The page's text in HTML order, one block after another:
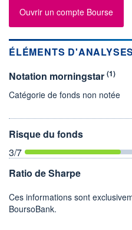
Ouvrir un compte Bourse
ÉLÉMENTS D'ANALYSES
Notation morningstar (1)
Catégorie de fonds non notée
Risque du fonds
3/7
Ratio de Sharpe
Ces informations sont
BoursoBank.